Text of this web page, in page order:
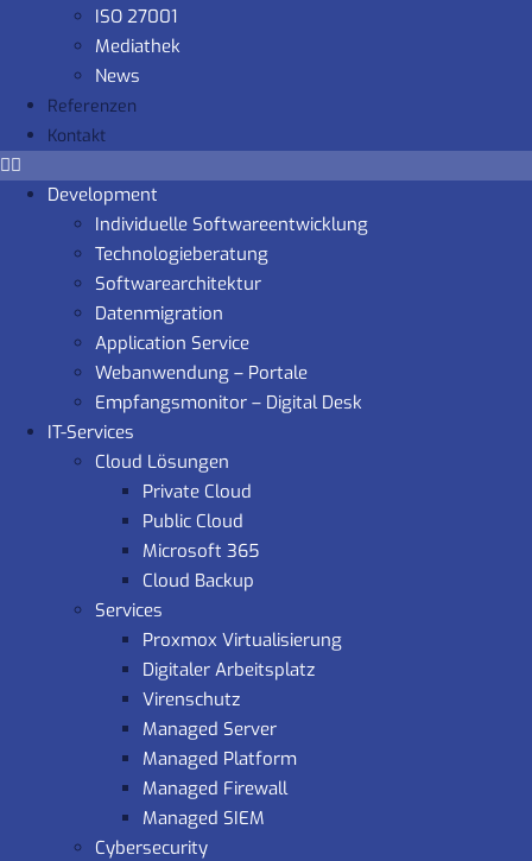
ISO 27001
Mediathek
News
Referenzen
Kontakt
Development
Individuelle Softwareentwicklung
Technologieberatung
Softwarearchitektur
Datenmigration
Application Service
Webanwendung – Portale
Empfangsmonitor – Digital Desk
IT-Services
Cloud Lösungen
Private Cloud
Public Cloud
Microsoft 365
Cloud Backup
Services
Proxmox Virtualisierung
Digitaler Arbeitsplatz
Virenschutz
Managed Server
Managed Platform
Managed Firewall
Managed SIEM
Cybersecurity